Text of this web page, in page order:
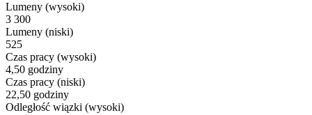
Lumeny (wysoki)
3 300
Lumeny (niski)
525
Czas pracy (wysoki)
4,50 godziny
Czas pracy (niski)
22,50 godziny
Odległość wiązki (wysoki)